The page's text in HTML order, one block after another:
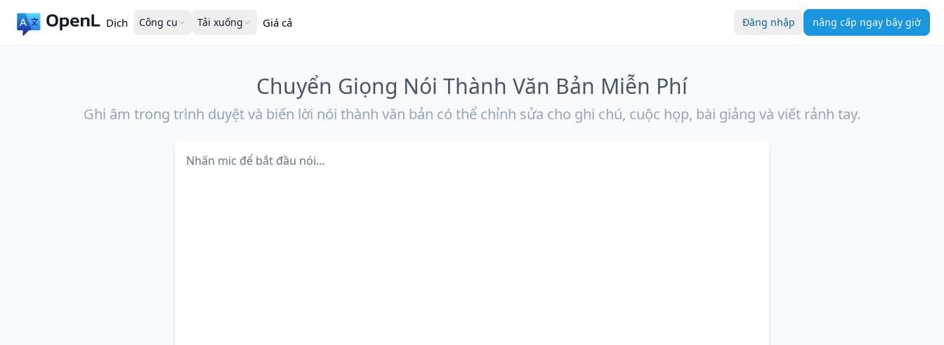
Dịch Công cụ Tải xuống Giá cả Đăng nhập nâng cấp ngay bây giờ
Chuyển Giọng Nói Thành Văn Bản Miễn Phí
Ghi âm trong trình duyệt và biến lời nói thành văn bản có thể chỉnh sửa cho ghi chú, cuộc họp, bài giảng và viết rảnh tay.